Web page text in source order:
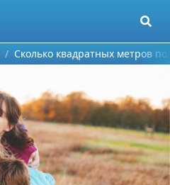
Сколько квадратных метров